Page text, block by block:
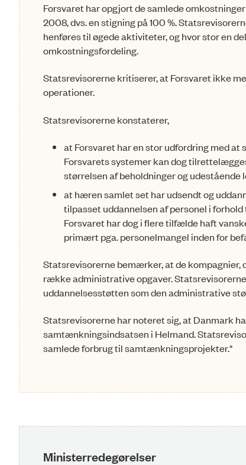
Forsvaret har opgjort de samlede
2008, dvs. en stigning på 100 %.
henføres til øgede aktiviteter, og hvor stor en
omkostningsfordeling.
Statsrevisorerne kritiserer, at Forsvaret ikke
operationer.
Statsrevisorerne konstaterer,
at Forsvaret har en stor udfordring med
Forsvarets systemer kan dog
størrelsen af beholdninger og udestående
at hæren samlet set har udsendt og
tilpasset uddannelsen af personel i
Forsvaret har dog i flere tilfælde haft
primært pga. personelmangel inden for
Statsrevisorerne bemærker, at de kompagnier,
række administrative opgaver.
uddannelsesstøtten som den administrative
Statsrevisorerne har noteret sig, at Danmark
samtænkningsindsatsen i Helmand.
samlede forbrug til samtænknings­projekter."
Ministerredegørelser